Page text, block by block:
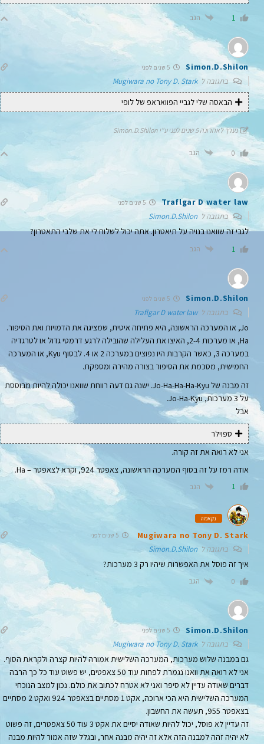
1 הגב
Simon.D.Shilon
בתגובה לMugiwara no Tony D. Stark
הבאסה שלי לגביי הפוואראפ של לופי
נערך לאחרונה 5 שנים לפני ע"י Simon.D.Shilon
0 הגב
Traflgar D water law 5 שנים לפני
בתגובה ל Simon.D.Shilon
לגבי זה שוואנו בנויה על תיאטרון. אתה יכול לשלוח לי את שלבי התאטרון?
1 הגב
Simon.D.Shilon
בתגובה לTraflgar D water law
Jo, או המערכה הראשונה, היא פתיחה איטית, שמציגה את הדמויות ואת הסיפור.
Ha, או מערכות 2-4, האיצו את העלילה שהובילה לרגע דרמטי גדול או לטרגדיה
במערכה 3, כאשר הקרבות היו נפוצים במערכה 2 או 4. לבסוף Kyu, או המערכה
החמישית, מסכמת את הסיפור בצורה מהירה ומספקת.
זה מבנה של Jo-Ha-Ha-Ha-Kyu. ישנה גם דעה רווחת שוואנו יכולה להיות מבוססת
על 3 מערכות, Jo-Ha-Kyu.
אבל
ספוילר
אני לא רואה את זה קורה.
אודה רמז על זה בסוף המערכה הראשונה, צאפטר 924, וקרא לצאפטר – Ha.
1 הגב
נקאמה
Mugiwara no Tony D. Stark 5 שנים לפני
בתגובה ל Simon.D.Shilon
איך זה פוסל את האפשרות שיהיו רק 3 מערכות?
0 הגב
Simon.D.Shilon
בתגובה לMugiwara no Tony D. Stark
גם במבנה שלוש מערכות, המערכה השלישית אמורה להיות קצרה ולקראת הסוף.
אני לא רואה את וואנו נגמרת לפחות עוד 50 צאפטים, יש פשוט עוד כל כך הרבה
דברים שאודה עדיין לא סיפר ואני לא אטרח לכתוב את כולם. נכון למצב הנוכחי
המערכה השלישית היא הכי ארוכה, אקט 1 מסתיים בצאפטר 924 ואקט 2 מסתיים
בצאפטר 955, תעשה את החשבון.
זה עדיין לא פוסל, יכול להיות שאודה יסיים את אקט 3 עוד 50 צאפטרים, זה פשוט
לא יהיה זהה למבנה הזה אלא זה יהיה מבנה אחר, ובגלל שזה אמור להיות מבנה